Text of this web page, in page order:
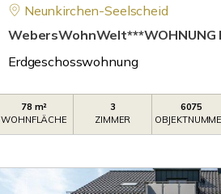
Neunkirchen-Seelscheid
WebersWohnWelt***WOHNUNG
Erdgeschosswohnung
78 m²
WOHNFLÄCHE
3
ZIMMER
6075